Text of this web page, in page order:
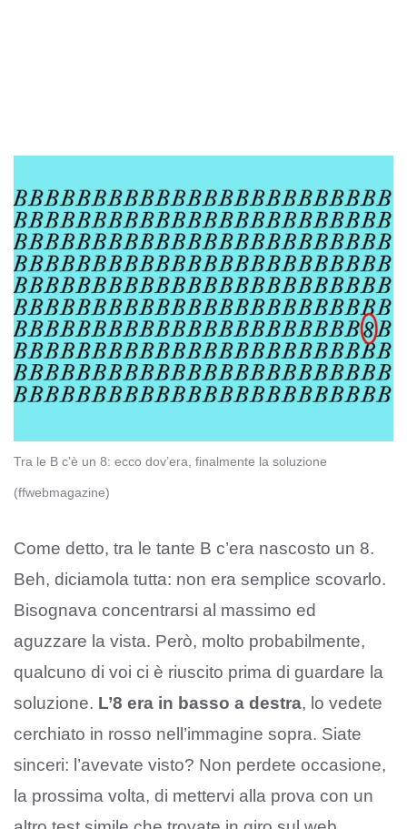
Tra le B c’è un 8: ecco dov’era, finalmente la soluzione
(ffwebmagazine)
Come detto, tra le tante B c’era nascosto un 8.
Beh, diciamola tutta: non era semplice scovarlo.
Bisognava concentrarsi al massimo ed
aguzzare la vista. Però, molto probabilmente,
qualcuno di voi ci è riuscito prima di guardare la
soluzione. L’8 era in basso a destra, lo vedete
cerchiato in rosso nell’immagine sopra. Siate
sinceri: l’avevate visto? Non perdete occasione,
la prossima volta, di mettervi alla prova con un